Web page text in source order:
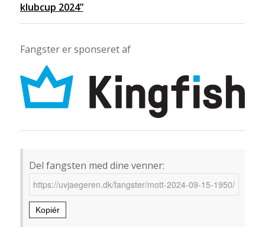
klubcup 2024”
Fangster er sponseret af
Del fangsten med dine venner:
Kopiér